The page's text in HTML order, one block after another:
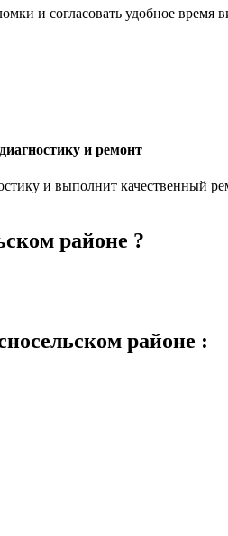
и согласовать удобное
и ремонт
и выполнит качественный
районе ?
районе :